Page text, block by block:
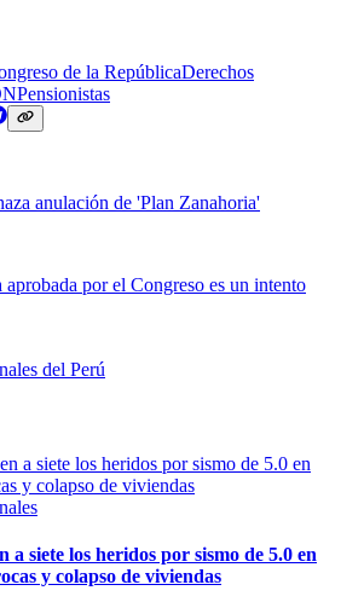
de la RepúblicaDerechos
Pensionistas
anulación de 'Plan Zanahoria'
por el Congreso es un intento
del Perú
a siete los heridos por sismo de 5.0 en
y colapso de viviendas